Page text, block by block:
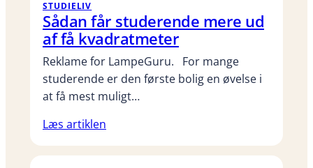
STUDIELIV
Sådan får studerende mere ud
af få kvadratmeter
Reklame for LampeGuru. For mange
studerende er den første bolig en øvelse i
at få mest muligt…
Læs artiklen